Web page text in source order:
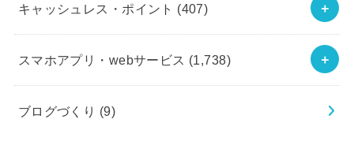
キャッシュレス・ポイント (407)
スマホアプリ・webサービス (1,738)
ブログづくり (9)